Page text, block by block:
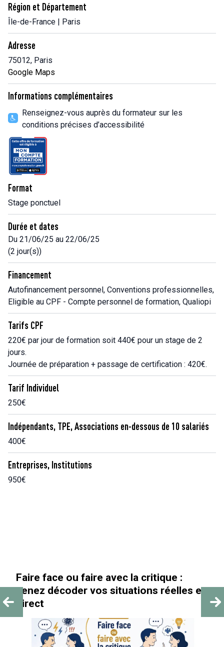
Région et Département
Île-de-France | Paris
Adresse
75012, Paris
Google Maps
Informations complémentaires
Renseignez-vous auprès du formateur sur les
conditions précises d’accessibilité
Format
Stage ponctuel
Durée et dates
Du 21/06/25 au 22/06/25
(2 jour(s))
Financement
Autofinancement personnel, Conventions professionnelles,
Eligible au CPF - Compte personnel de formation, Qualiopi
Tarifs CPF
220€ par jour de formation soit 440€ pour un stage de 2
jours.
Journée de préparation + passage de certification : 420€.
Tarif Individuel
250€
Indépendants, TPE, Associations en-dessous de 10 salariés
400€
Entreprises, Institutions
950€
en
« Au-delà des paillettes »